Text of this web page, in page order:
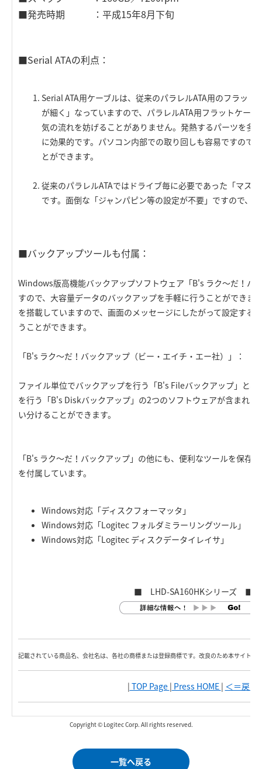
■発売時期 ：平成15年8月下旬
■Serial ATAの利点：
Serial ATA用ケーブルは、従来のパラレルATA用のフラット
が細く」なっていますので、パラレルATA用フラットケー
気の流れを妨げることがありません。発熱するパーツを多
に効果的です。パソコン内部での取り回しも容易ですので
とができます。
従来のパラレルATAではドライブ毎に必要であった「マス
です。面倒な「ジャンパピン等の設定が不要」ですので、
■バックアップツールも付属：
Windows版高機能バックアップソフトウェア「B's ラク～だ！バ
すので、大容量データのバックアップを手軽に行うことができま
を搭載していますので、画面のメッセージにしたがって設定する
うことができます。
「B's ラク～だ！バックアップ（ビー・エイチ・エー社）」：
ファイル単位でバックアップを行う「B's Fileバックアップ」と
を行う「B's Diskバックアップ」の2つのソフトウェアが含まれて
い分けることができます。
「B's ラク～だ！バックアップ」の他にも、便利なツールを保存
を付属しています。
Windows対応「ディスクフォーマッタ」
Windows対応「Logitec フォルダミラーリングツール」
Windows対応「Logitec ディスクデータイレイサ」
■ LHD-SA160HKシリーズ ■
記載されている商品名、会社名は、各社の商標または登録商標です。改良のため本サイト内
| TOP Page | Press HOME | ＜＝戻る
Copyright © Logitec Corp. All rights reserved.
一覧へ戻る